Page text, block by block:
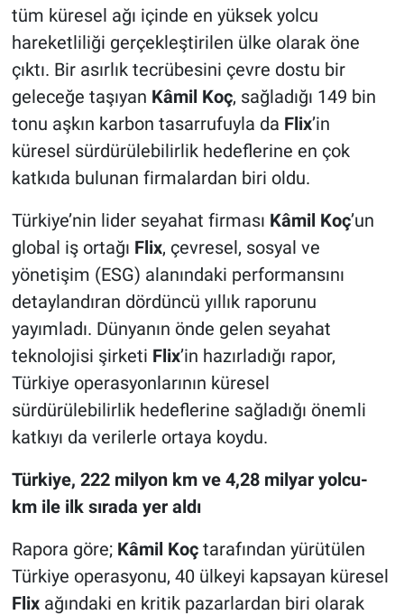
tüm küresel ağı içinde en yüksek yolcu
hareketliliği gerçekleştirilen ülke olarak öne
çıktı. Bir asırlık tecrübesini çevre dostu bir
geleceğe taşıyan Kâmil Koç, sağladığı 149 bin
tonu aşkın karbon tasarrufuyla da Flix’in
küresel sürdürülebilirlik hedeflerine en çok
katkıda bulunan firmalardan biri oldu.
Türkiye’nin lider seyahat firması Kâmil Koç’un
global iş ortağı Flix, çevresel, sosyal ve
yönetişim (ESG) alanındaki performansını
detaylandıran dördüncü yıllık raporunu
yayımladı. Dünyanın önde gelen seyahat
teknolojisi şirketi Flix’in hazırladığı rapor,
Türkiye operasyonlarının küresel
sürdürülebilirlik hedeflerine sağladığı önemli
katkıyı da verilerle ortaya koydu.
Türkiye, 222 milyon km ve 4,28 milyar yolcu-
km ile ilk sırada yer aldı
Rapora göre; Kâmil Koçtarafından yürütülen
Türkiye operasyonu, 40 ülkeyi kapsayan küresel
Flixağındaki en kritik pazarlardan biri olarak